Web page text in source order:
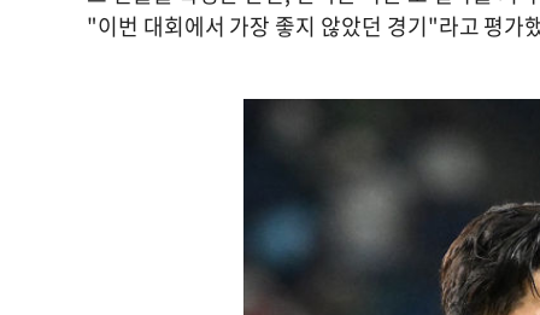
"이번 대회에서 가장 좋지 않았던 경기"라고 평가